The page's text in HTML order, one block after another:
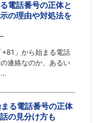
電話番号の正体と
の理由や対処法を
+81」から始まる電話
連絡なのか、あるい
る電話番号の正体
の見分け方も